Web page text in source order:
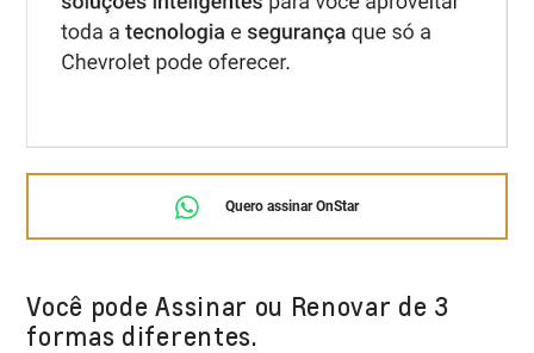
Quero assinar OnStar
Você pode Assinar ou Renovar de 3
formas diferentes.